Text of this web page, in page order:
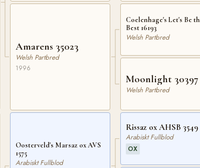
Amarens 35023
Welsh Partbred
1996
Oosterveld's Marsaz ox AVS
1575
Arabiskt Fullblod
Coelenhage's Let's Be
Best 16193
Welsh Partbred
Moonlight 30397
Welsh Partbred
Rissaz ox AHSB 3549
Arabiskt Fullblod
OX